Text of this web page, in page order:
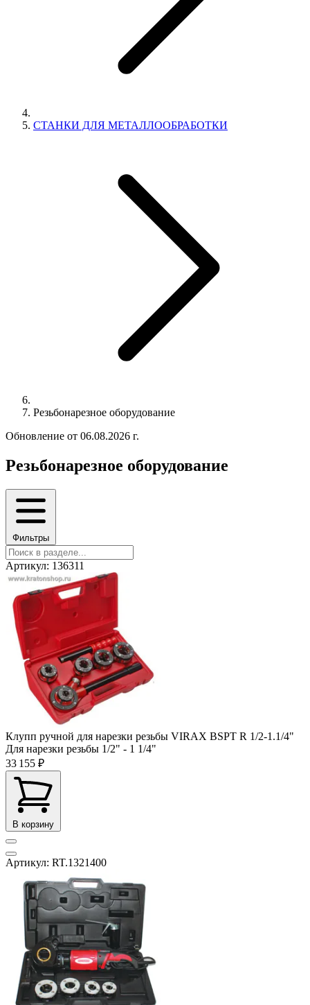
СТАНКИ ДЛЯ МЕТАЛЛООБРАБОТКИ
Резьбонарезное оборудование
Обновление от 06.08.2026 г.
Резьбонарезное оборудование
Фильтры
Артикул: 136311
Клупп ручной для нарезки резьбы VIRAX BSPT R 1/2-1.1/4"
Для нарезки резьбы 1/2" - 1 1/4"
33 155 ₽
В корзину
Артикул: RT.1321400